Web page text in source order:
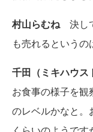
村山らむね決し
も売れるというの
千田（ミキハウス
お食事の様子を
のレベルかなと。